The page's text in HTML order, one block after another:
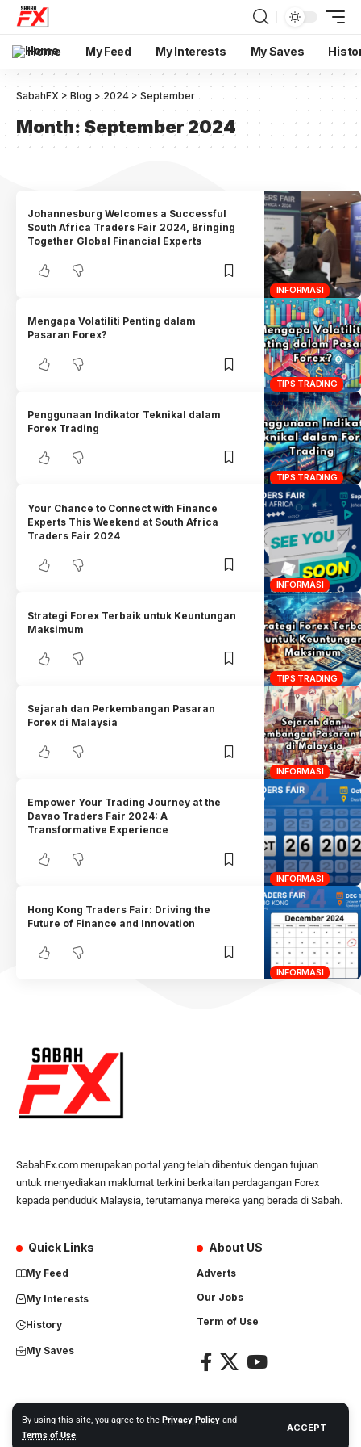
By using this site, you agree to the Privacy Policy and
Terms of Use.
ACCEPT
Home My Feed My Interests My Saves
SabahFX > Blog >2024 >September
Month: September 2024
INFORMASI
Johannesburg Welcomes a Successful
South Africa Traders Fair 2024, Bringing
Together Global Financial Experts
TIPS TRADING
Mengapa Volatiliti Penting dalam
Pasaran Forex?
TIPS TRADING
Penggunaan Indikator Teknikal dalam
Forex Trading
INFORMASI
Your Chance to Connect with Finance
Experts This Weekend at South Africa
Traders Fair 2024
TIPS TRADING
Strategi Forex Terbaik untuk Keuntungan
Maksimum
INFORMASI
Sejarah dan Perkembangan Pasaran
Forex di Malaysia
INFORMASI
Empower Your Trading Journey at the
Davao Traders Fair 2024: A
Transformative Experience
INFORMASI
Hong Kong Traders Fair: Driving the
Future of Finance and Innovation
SabahFx.com merupakan portal yang telah dibentuk dengan tujuan
untuk menyediakan maklumat terkini berkaitan perdagangan Forex
kepada penduduk Malaysia, terutamanya mereka yang berada di Sabah.
Quick Links
My Feed
My Interests
History
My Saves
About US
Adverts
Our Jobs
Term of Use
Copyright Nusantara Global Network. All right reserved.